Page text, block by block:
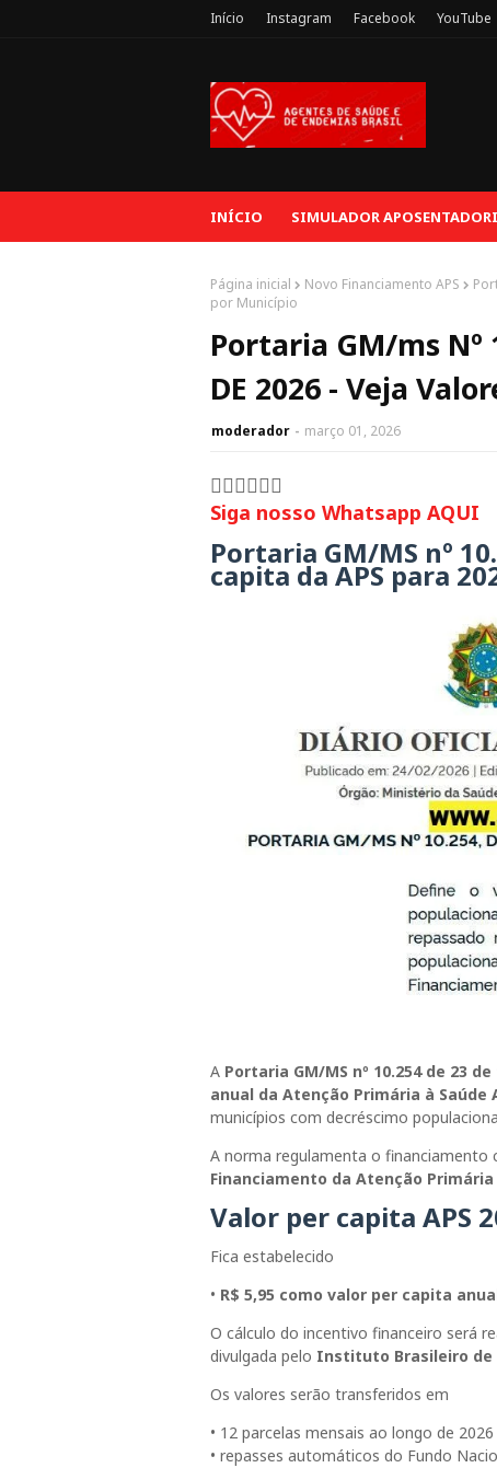
Início Instagram Facebook YouTube
INÍCIO SIMULADOR
Página inicial Novo Financiamento APS
por Município
Portaria GM/ms Nº
DE 2026 - Veja
moderador março 01, 2026
👇🏻👇🏻👇🏻
Siga nosso Whatsapp AQUI
Portaria GM/MS nº
capita da APS para
A Portaria GM/MS nº 10.254 de 23
anual da Atenção Primária à Saúde
municípios com decréscimo
A norma regulamenta o
Financiamento da Atenção Primária
Valor per capita APS
Fica estabelecido
• R$ 5,95 como valor per capita
O cálculo do incentivo financeiro será
divulgada pelo Instituto Brasileiro de
Os valores serão transferidos em
• 12 parcelas mensais ao longo de 2026
• repasses automáticos do Fundo